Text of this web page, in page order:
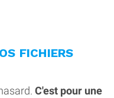
FICHIERS
C'est pour une